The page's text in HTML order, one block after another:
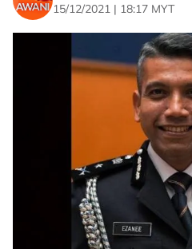
15/12/2021 | 18:17 MYT